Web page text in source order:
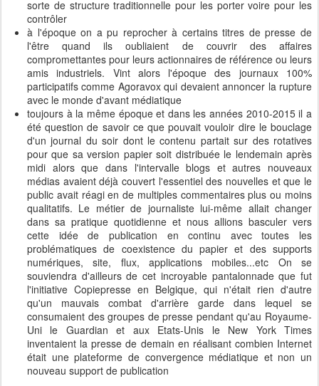
sorte de structure traditionnelle pour les porter voire pour les
contrôler
à l'époque on a pu reprocher à certains titres de presse de
l'être quand ils oubliaient de couvrir des affaires
compromettantes pour leurs actionnaires de référence ou leurs
amis industriels. Vint alors l'époque des journaux 100%
participatifs comme Agoravox qui devaient annoncer la rupture
avec le monde d'avant médiatique
toujours à la même époque et dans les années 2010-2015 il a
été question de savoir ce que pouvait vouloir dire le bouclage
d'un journal du soir dont le contenu partait sur des rotatives
pour que sa version papier soit distribuée le lendemain après
midi alors que dans l'intervalle blogs et autres nouveaux
médias avaient déjà couvert l'essentiel des nouvelles et que le
public avait réagi en de multiples commentaires plus ou moins
qualitatifs. Le métier de journaliste lui-même allait changer
dans sa pratique quotidienne et nous allions basculer vers
cette idée de publication en continu avec toutes les
problématiques de coexistence du papier et des supports
numériques, site, flux, applications mobiles...etc On se
souviendra d'ailleurs de cet incroyable pantalonnade que fut
l'initiative Copiepresse en Belgique, qui n'était rien d'autre
qu'un mauvais combat d'arrière garde dans lequel se
consumaient des groupes de presse pendant qu'au Royaume-
Uni le Guardian et aux Etats-Unis le New York Times
inventaient la presse de demain en réalisant combien Internet
était une plateforme de convergence médiatique et non un
nouveau support de publication